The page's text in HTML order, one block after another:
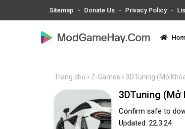
Sitemap Donate Us Privacy Policy
Trang chủ Z-Games 3DTuning (Mở
3DTuning (Mở
Confirm safe to
Updated: 22.3.24